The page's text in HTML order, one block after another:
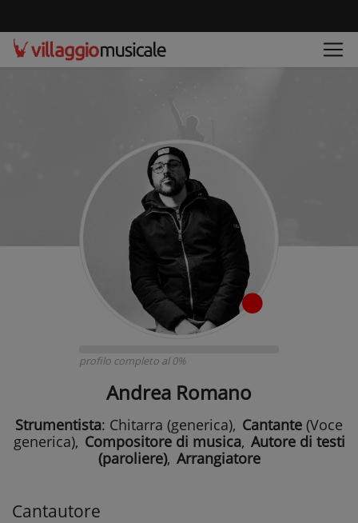
profilo completo al 0%
Andrea Romano
Strumentista: Chitarra (generica), Cantante (Voce
generica), Compositore di musica, Autore di testi
(paroliere), Arrangiatore
Cantautore